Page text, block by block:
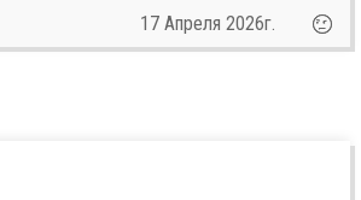
17 Апреля 2026г.